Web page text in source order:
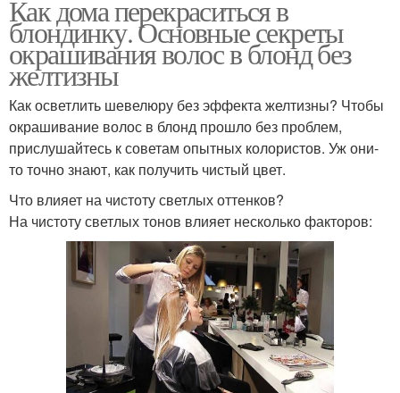
Как дома перекраситься в
блондинку. Основные секреты
окрашивания волос в блонд без
желтизны
Как осветлить шевелюру без эффекта желтизны? Чтобы
окрашивание волос в блонд прошло без проблем,
прислушайтесь к советам опытных колористов. Уж они-
то точно знают, как получить чистый цвет.
Что влияет на чистоту светлых оттенков?
На чистоту светлых тонов влияет несколько факторов: